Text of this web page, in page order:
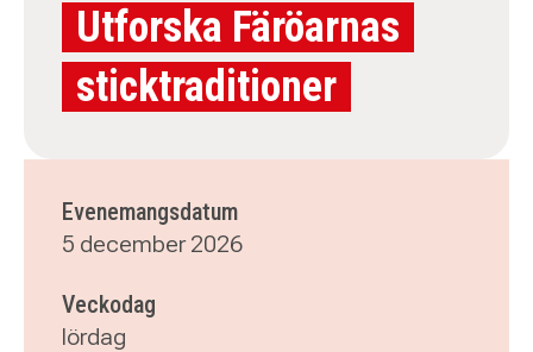
Utforska Färöarnas
sticktraditioner
Evenemangsdatum
5 december 2026
Veckodag
lördag